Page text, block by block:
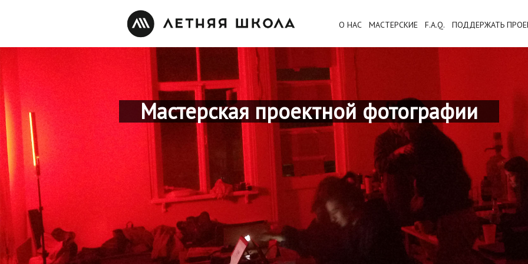
О НАС МАСТЕРСКИЕ F.A.Q. ПОДДЕРЖАТЬ
Мастерская проектной фотографии